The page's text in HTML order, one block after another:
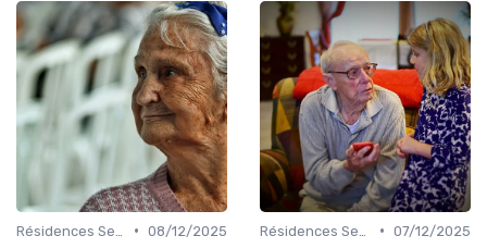
• 08/12/2025
• 07/12/2025